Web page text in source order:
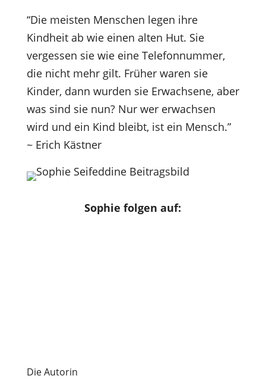
“Die meisten Menschen legen ihre
Kindheit ab wie einen alten Hut. Sie
vergessen sie wie eine Telefonnummer,
die nicht mehr gilt. Früher waren sie
Kinder, dann wurden sie Erwachsene, aber
was sind sie nun? Nur wer erwachsen
wird und ein Kind bleibt, ist ein Mensch.”
~ Erich Kästner
Sophie folgen auf:
Die Autorin